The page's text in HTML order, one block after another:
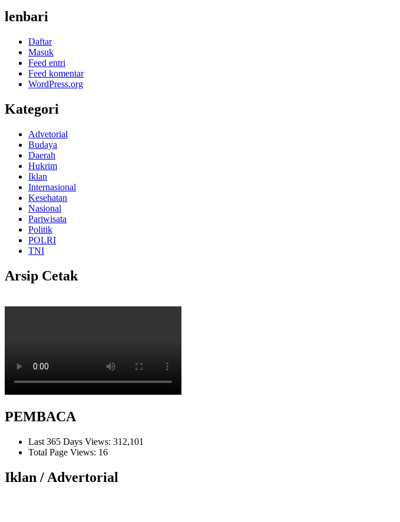
lenbari
Daftar
Masuk
Feed entri
Feed komentar
WordPress.org
Kategori
Advetorial
Budaya
Daerah
Hukrim
Iklan
Internasional
Kesehatan
Nasional
Pariwisata
Politik
POLRI
TNI
Arsip Cetak
PEMBACA
Last 365 Days Views: 312,101
Total Page Views: 16
Iklan / Advertorial